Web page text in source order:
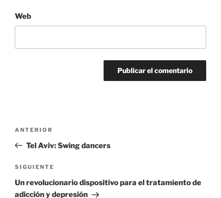
Web
Navegación
entradas
Entrada
anterior:
ANTERIOR
Tel Aviv: Swing dancers
Siguiente
entrada
SIGUIENTE
Un revolucionario dispositivo para el tratamiento de
adicción y depresión